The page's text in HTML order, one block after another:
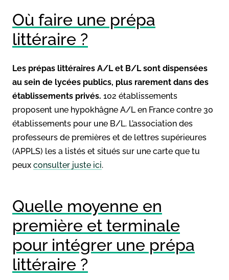
Où faire une prépa
littéraire ?
Les prépas littéraires A/L et B/L sont dispensées
au sein de lycées publics, plus rarement dans des
établissements privés. 102 établissements
proposent une hypokhâgne A/L en France contre 30
établissements pour une B/L. L’association des
professeurs de premières et de lettres supérieures
(APPLS) les a listés et situés sur une carte que tu
peux consulter juste ici.
Quelle moyenne en
première et terminale
pour intégrer une prépa
littéraire ?